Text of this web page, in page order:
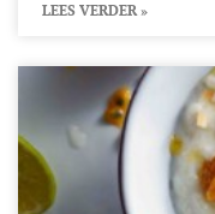
LEES VERDER »